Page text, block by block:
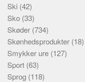
Ski (42)
Sko (33)
Skøder (734)
Skønhedsprodukter (18)
Smykker ure (127)
Sport (63)
Sprog (118)